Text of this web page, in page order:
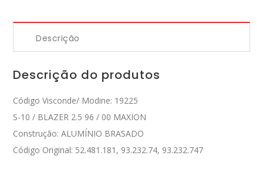
Descrição
Descrição do produtos
Código Visconde/ Modine: 19225
S-10 / BLAZER 2.5 96 / 00 MAXION
Construção: ALUMÍNIO BRASADO
Código Original: 52.481.181, 93.232.74, 93.232.747